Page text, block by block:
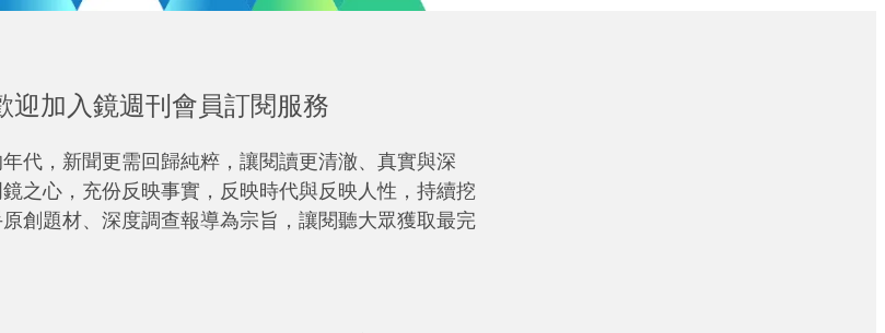
迎加入鏡週刊會員訂閱服務
代，新聞更需回歸純粹，讓閱讀更清澈、真實與深
之心，充份反映事實，反映時代與反映人性，持續挖
創題材、深度調查報導為宗旨，讓閱聽大眾獲取最完